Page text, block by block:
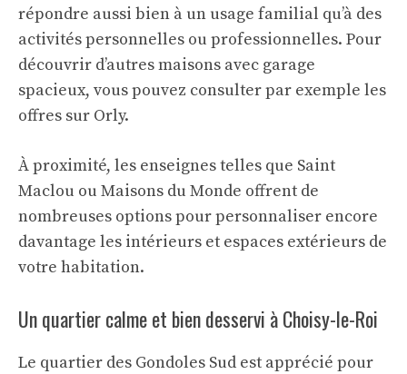
répondre aussi bien à un usage familial qu’à des
activités personnelles ou professionnelles. Pour
découvrir d’autres maisons avec garage
spacieux, vous pouvez consulter par exemple les
offres sur Orly.
À proximité, les enseignes telles que Saint
Maclou ou Maisons du Monde offrent de
nombreuses options pour personnaliser encore
davantage les intérieurs et espaces extérieurs de
votre habitation.
Un quartier calme et bien desservi à Choisy-le-Roi
Le quartier des Gondoles Sud est apprécié pour